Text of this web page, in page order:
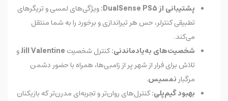
پشتیبانی از DualSense PS5:
ویژگی‌های لمسی و تریگرهای
تطبیقی کنترلر، حس هر تیراندازی و برخورد را به شما منتقل
می‌کند.
شخصیت‌های به‌یادماندنی:کنترل شخصیت Jill Valentineو
تلاش برای فرار از شهر پر از زامبی‌ها، همراه با حضور دشمن
مرگبارنمسیس.
بهبود گیم‌پلی:کنترل‌های روان‌تر و تجربه‌ای مدرن‌تر که بازیکنان